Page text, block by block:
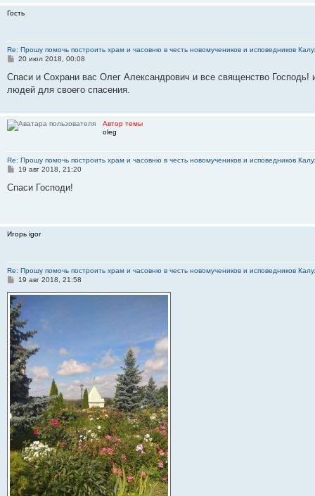
Гость
Re: Прошу помочь построить храм и часовню в честь новомучеников и исповедников
С
о
щ
е
20 июл 2018, 00:08
Спаси и Сохрани вас Олег Александрович и все священство
людей для своего спасения.
Автор темы
oleg
Re: Прошу помочь построить храм и часовню в честь новомучеников и исповедников
С
о
и
е
19 авг 2018, 21:20
Спаси Господи!
Игорь igor
Re: Прошу помочь построить храм и часовню в честь новомучеников и исповедников
С
о
б
щ
е
н
и
е
19 авг 2018, 21:58